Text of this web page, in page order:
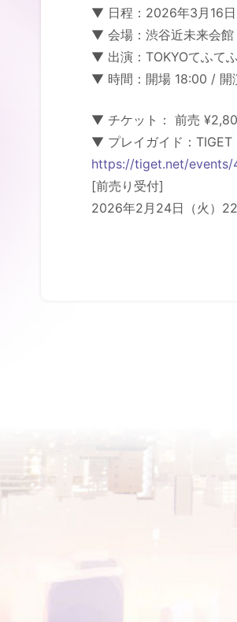
▼ 日程：2026年3月16日
▼ 会場：渋谷近未来会館
▼ 出演：TOKYOてふて
▼ 時間：開場 18:00 / 開
▼ チケット： 前売
▼ プレイガイド：TIGET
https://tiget.net/events/
[前売り受付]
2026年2月24日（火）